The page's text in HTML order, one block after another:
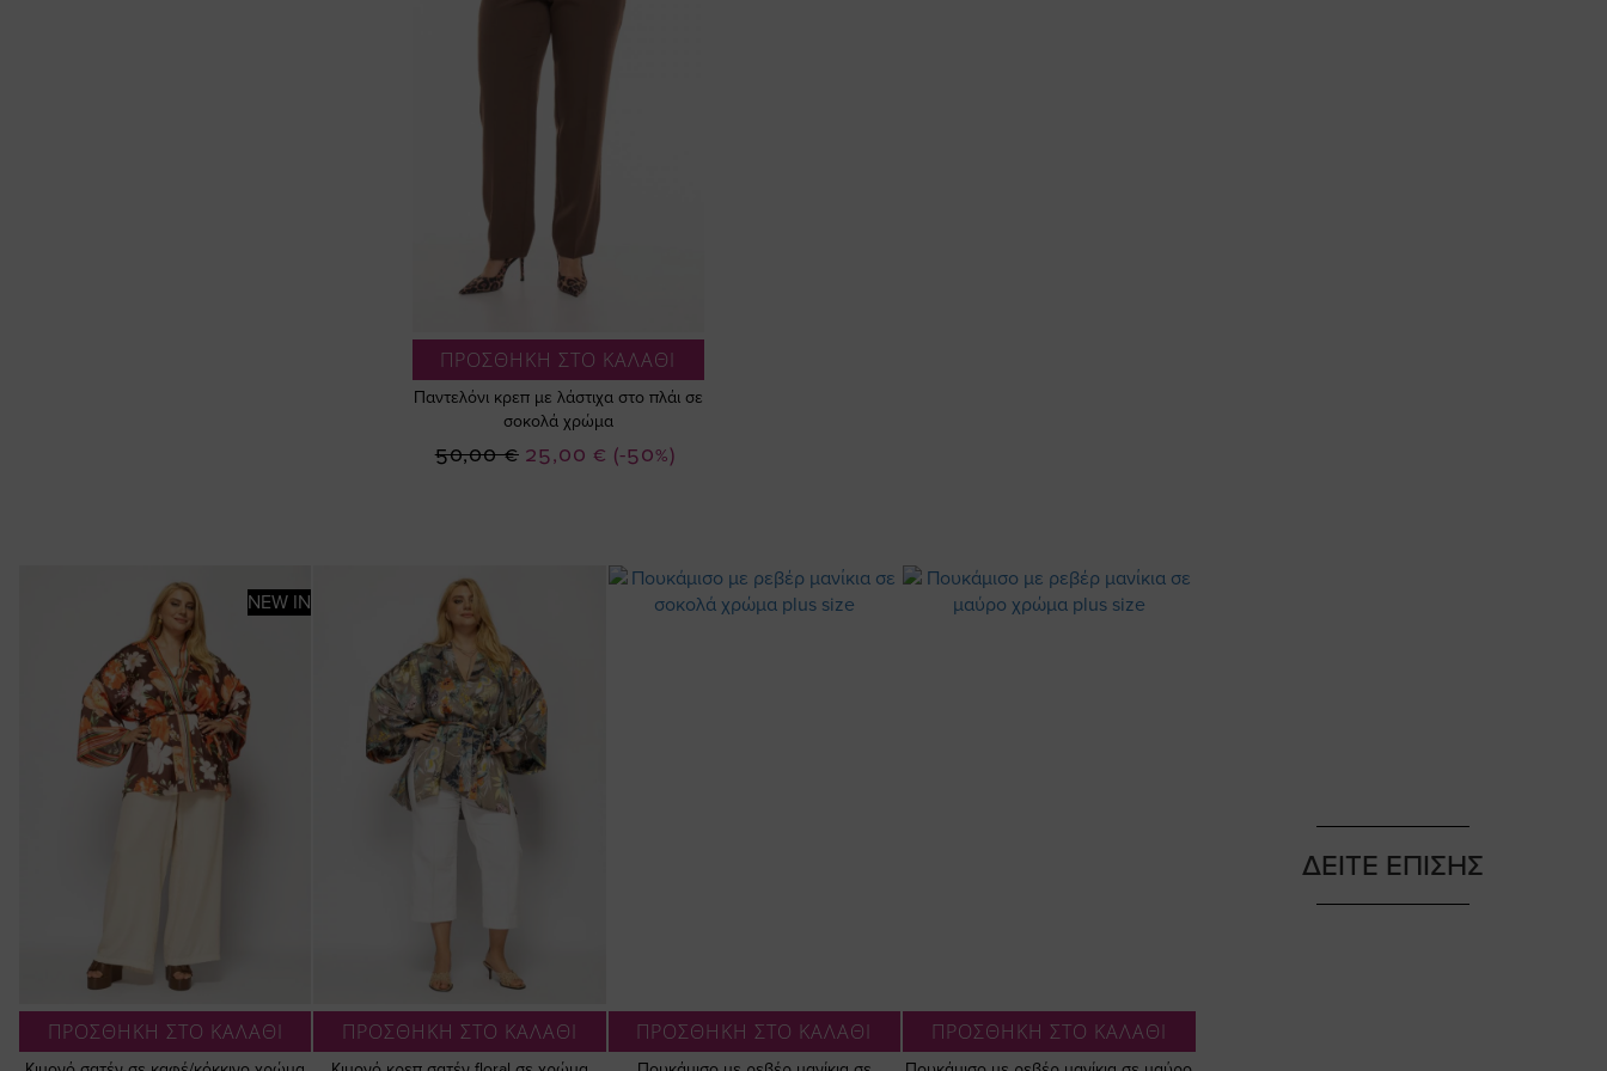
ΠΡΟΣΘΗΚΗ ΣΤΟ ΚΑΛΑΘΙ
Παντελόνι κρεπ με λάστιχα στο πλάι σε
σοκολά χρώμα
(-50%)
Ειδική
25,00 €
50,00 €
NEW IN
ΠΡΟΣΘΗΚΗ ΣΤΟ ΚΑΛΑΘΙ ΠΡΟΣΘΗΚΗ ΣΤΟ ΚΑΛΑΘΙ ΠΡΟΣΘΗΚΗ ΣΤΟ ΚΑΛΑΘΙ ΠΡΟΣΘΗΚΗ ΣΤΟ ΚΑΛΑΘΙ
ΔΕΙΤΕ ΕΠΙΣΗΣ